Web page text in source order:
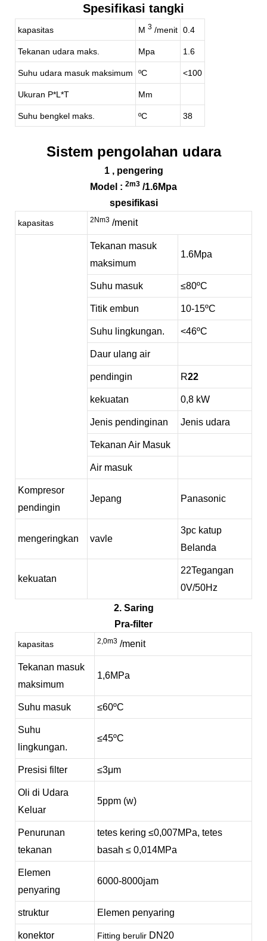
Spesifikasi tangki
kapasitas M 3 /menit 0.4
Tekanan udara maks. Mpa 1.6
Suhu udara masuk maksimum ºC <100
Ukuran P*L*T Mm
Suhu bengkel maks. ºC 38
Sistem pengolahan udara
1 , pengering
Model : 2m3 /1.6Mpa
spesifikasi
kapasitas 2Nm3 /menit
Tekanan masuk
maksimum
1.6Mpa
Suhu masuk ≤80ºC
Titik embun 10-15ºC
Suhu lingkungan. <46ºC
Daur ulang air
pendingin R22
kekuatan 0,8 kW
Jenis pendinginan Jenis udara
Tekanan Air Masuk
Air masuk
Kompresor
pendingin
Jepang Panasonic
mengeringkan vavle
3pc katup
Belanda
kekuatan
22Tegangan
0V/50Hz
2. Saring
Pra-filter
kapasitas 2,0m3 /menit
Tekanan masuk
maksimum
1,6MPa
Suhu masuk ≤60ºC
Suhu
lingkungan.
≤45ºC
Presisi filter ≤3μm
Oli di Udara
Keluar
5ppm (w)
Penurunan
tekanan
tetes kering ≤0,007MPa, tetes
basah ≤ 0,014MPa
Elemen
penyaring
6000-8000jam
struktur Elemen penyaring
konektor Fitting berulir DN20